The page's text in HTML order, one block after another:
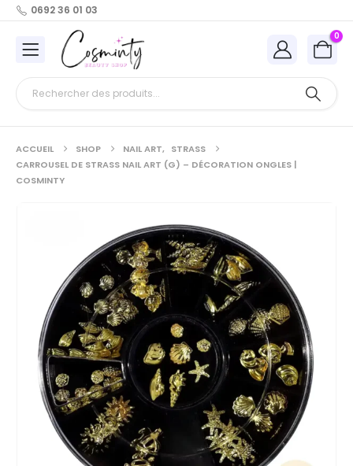
0692 36 01 03
0
ACCUEIL SHOP NAIL ART, STRASS
CARROUSEL DE STRASS NAIL ART (G) – DÉCORATION ONGLES |
COSMINTY